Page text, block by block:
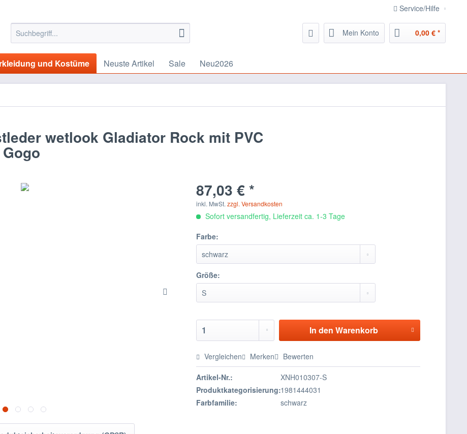
Service/Hilfe
Mein Konto 0,00 € *
und Kostüme Neuste Artikel Sale Neu2026
wetlook Gladiator Rock mit PVC
87,03 € *
inkl. MwSt.zzgl. Versandkosten
Sofort versandfertig, Lieferzeit ca. 1-3 Tage
Farbe:
Größe:
In den Warenkorb
Vergleichen Merken Bewerten
Artikel-Nr.:
XNH010307-S
Produktkategorisierung:1981444031
Farbfamilie:
schwarz